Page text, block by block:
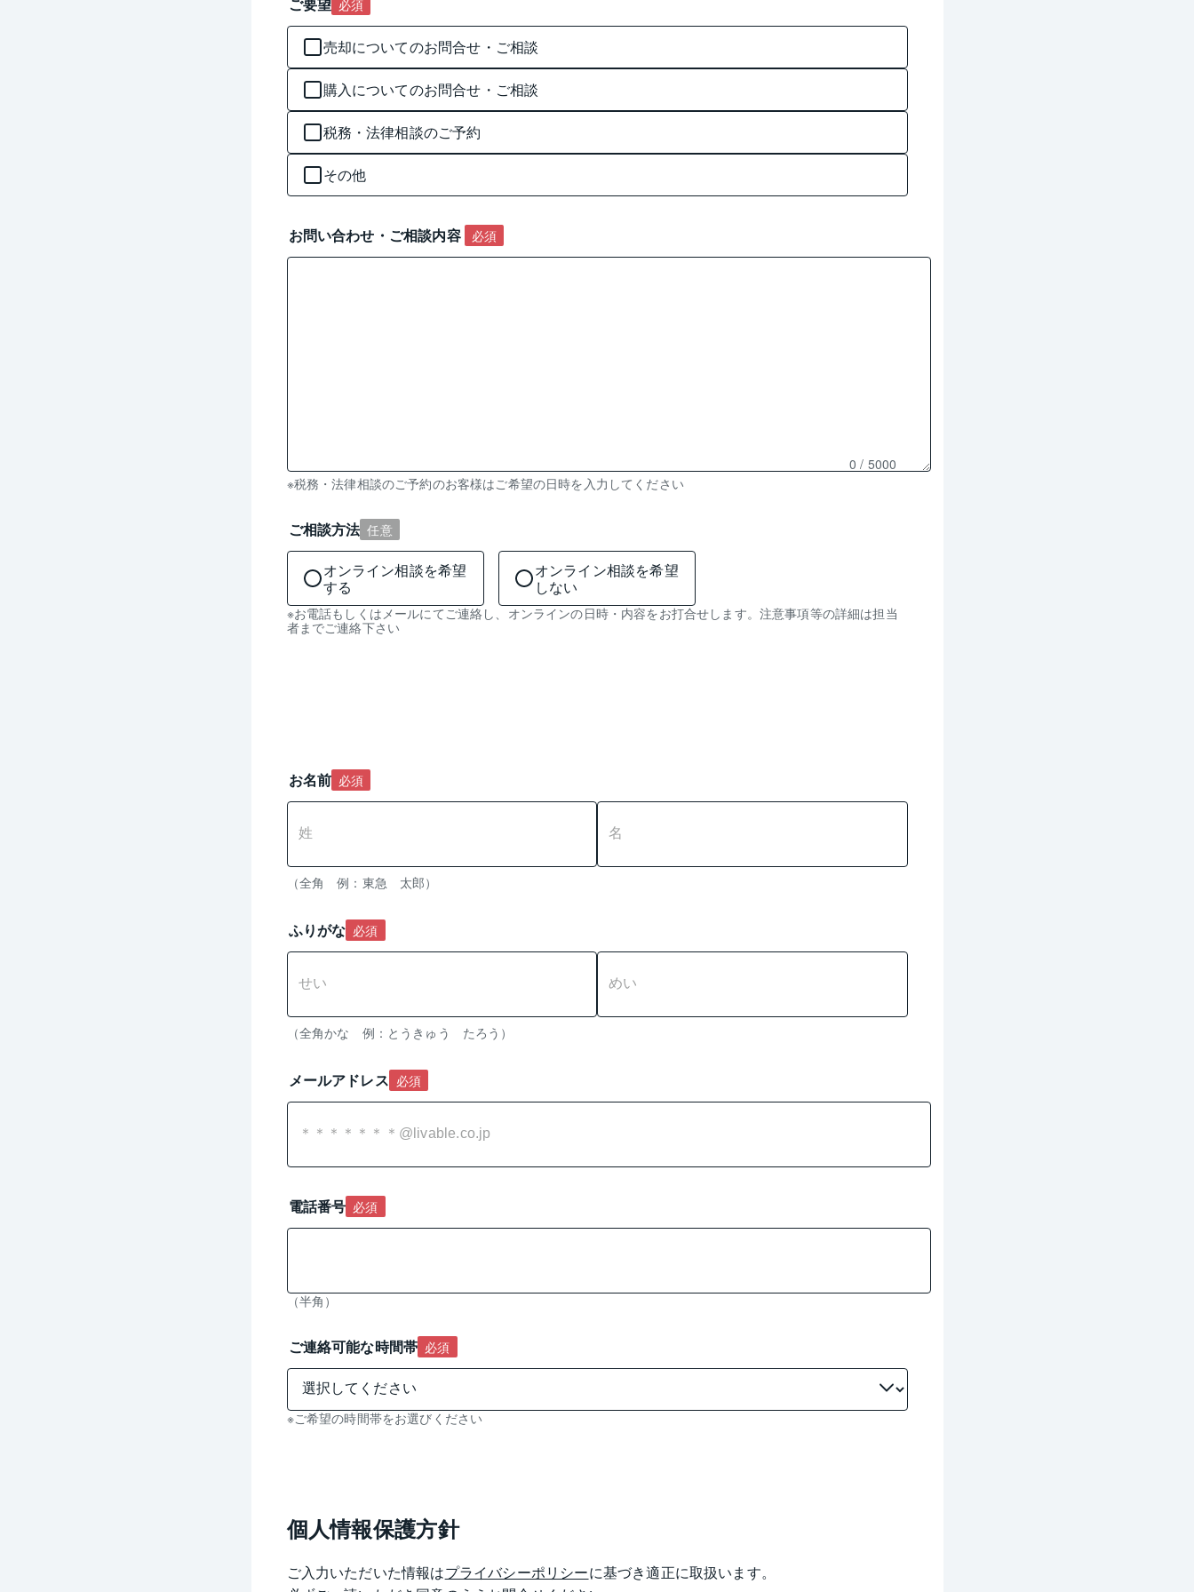
ご要望 必須
売却についてのお問合せ・ご相談
購入についてのお問合せ・ご相談
税務・法律相談のご予約
その他
お問い合わせ・ご相談内容 必須
残
0
文
力
可
能
0 / 5000
※税務・法律相談のご予約のお客様はご希望の日時を入力してください
ご相談方法 任意
オンライン相談を希望
する
オンライン相談を希望
しない
※お電話もしくはメールにてご連絡し、オンラインの日時・内容をお打合せします。注意事項等の詳細は担当
者までご連絡下さい
お名前 必須
（全角　例：東急　太郎）
ふりがな 必須
メールアドレス 必須
電話番号 必須
（半角）
ご連絡可能な時間帯 必須
※ご希望の時間帯をお選びください
個人情報保護方針
ご入力いただいた情報はプライバシーポリシーに基づき適正に取扱います。